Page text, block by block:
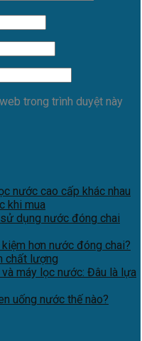
trong trình duyệt này
nước cao cấp khác nhau
khi mua
dụng nước đóng chai
hơn nước đóng chai?
chất lượng
máy lọc nước: Đâu là lựa
uống nước thế nào?